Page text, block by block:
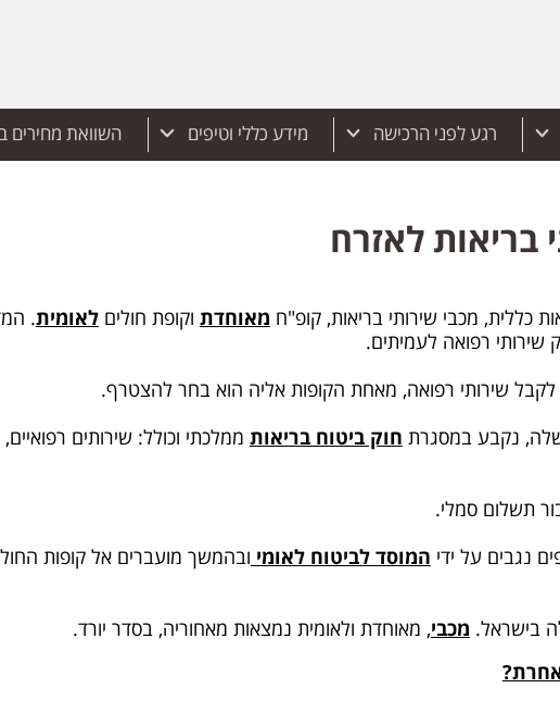
רגע לפני הרכישה מידע כללי וטיפים השוואת מחירים
כללית, מכבי שירותי בריאות, קופ"ח מאוחדת וקופת חוליםלאומית.
שירותי רפואה לעמיתים.
לקבל שירותי רפואה, מאחת הקופות אליה הוא בחר להצטרף.
שלה, נקבע במסגרת חוק ביטוח בריאות ממלכתי וכולל: שירותים
תשלום סמלי.
נגבים על ידי המוסד לביטוח לאומי ובהמשך מועברים אל קופות
מכבי, מאוחדת ולאומית נמצאות מאחוריה, בסדר יורד.